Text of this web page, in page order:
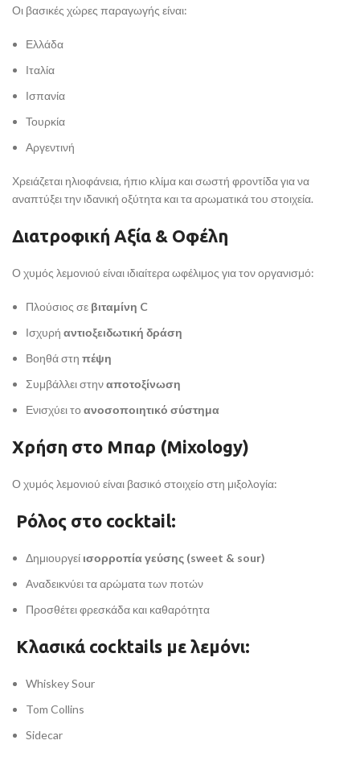
Οι βασικές χώρες παραγωγής είναι:
Ελλάδα
Ιταλία
Ισπανία
Τουρκία
Αργεντινή
Χρειάζεται ηλιοφάνεια, ήπιο κλίμα και σωστή φροντίδα για να
αναπτύξει την ιδανική οξύτητα και τα αρωματικά του στοιχεία.
Διατροφική Αξία & Οφέλη
Ο χυμός λεμονιού είναι ιδιαίτερα ωφέλιμος για τον οργανισμό:
Πλούσιος σε βιταμίνη C
Ισχυρή αντιοξειδωτική δράση
Βοηθά στη πέψη
Συμβάλλει στηναποτοξίνωση
Ενισχύει το ανοσοποιητικό σύστημα
Χρήση στο Μπαρ (Mixology)
Ο χυμός λεμονιού είναι βασικό στοιχείο στη μιξολογία:
Ρόλος στο cocktail:
Δημιουργεί ισορροπία γεύσης (sweet & sour)
Αναδεικνύει τα αρώματα των ποτών
Προσθέτει φρεσκάδα και καθαρότητα
Κλασικά cocktails με λεμόνι:
Whiskey Sour
Tom Collins
Sidecar